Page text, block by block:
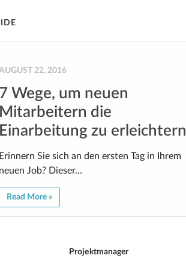
22, 2016
7 Wege, um neuen
Mitarbeitern die
Einarbeitung zu erleichtern
Erinnern Sie sich an den ersten Tag in Ihrem
neuen Job? Dieser…
Read More »
Projektmanager